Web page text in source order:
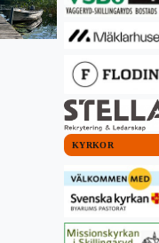
KYRKOR